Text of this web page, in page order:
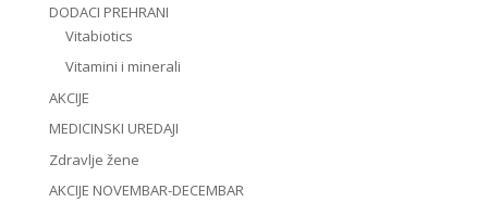
DODACI PREHRANI
Vitabiotics
Vitamini i minerali
AKCIJE
MEDICINSKI UREDAJI
Zdravlje žene
AKCIJE NOVEMBAR-DECEMBAR